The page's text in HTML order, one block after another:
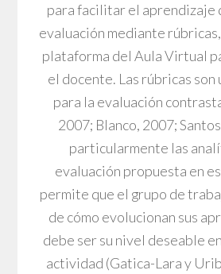
para facilitar el aprendizaje
evaluación mediante
plataforma del Aula Virtual
el docente. Las rúbricas son
para la evaluación
2007; Blanco, 2007;
particularmente las
evaluación propuesta en
permite que el grupo de
de cómo evolucionan sus
debe ser su nivel deseable
actividad (Gatica-Lara y